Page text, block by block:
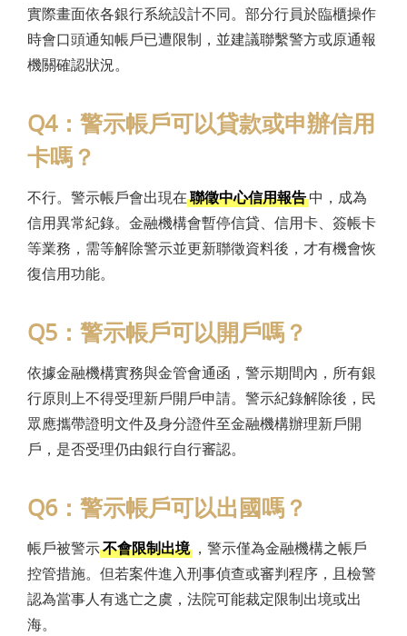
實際畫面依各銀行系統設計不同。部分行員於臨櫃操作
時會口頭通知帳戶已遭限制，並建議聯繫警方或原通報
機關確認狀況。
Q4：警示帳戶可以貸款或申辦信用
卡嗎？
不行。警示帳戶會出現在聯徵中心信用報告中，成為
信用異常紀錄。金融機構會暫停信貸、信用卡、簽帳卡
等業務，需等解除警示並更新聯徵資料後，才有機會恢
復信用功能。
Q5：警示帳戶可以開戶嗎？
依據金融機構實務與金管會通函，警示期間內，所有銀
行原則上不得受理新戶開戶申請。警示紀錄解除後，民
眾應攜帶證明文件及身分證件至金融機構辦理新戶開
戶，是否受理仍由銀行自行審認。
Q6：警示帳戶可以出國嗎？
帳戶被警示不會限制出境 ，警示僅為金融機構之帳戶
控管措施。但若案件進入刑事偵查或審判程序，且檢警
認為當事人有逃亡之虞，法院可能裁定限制出境或出
海。